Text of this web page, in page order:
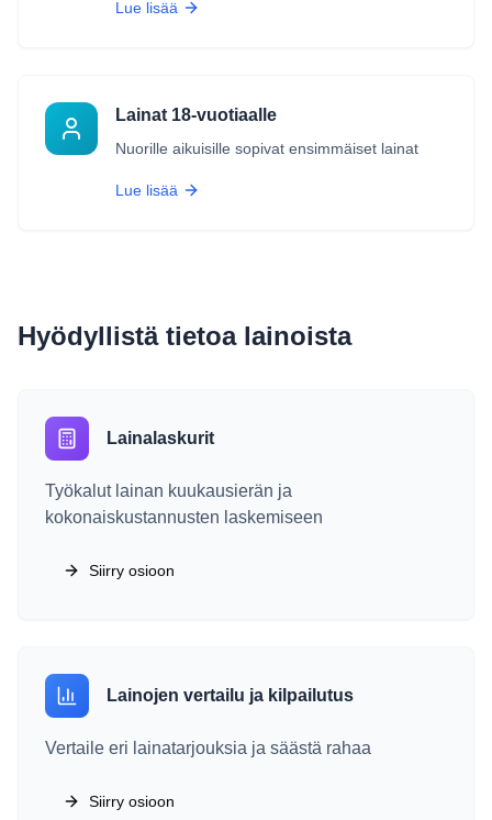
Lue lisää
Lainat 18-vuotiaalle
Nuorille aikuisille sopivat ensimmäiset lainat
Lue lisää
Hyödyllistä tietoa lainoista
Lainalaskurit
Työkalut lainan kuukausierän ja
kokonaiskustannusten laskemiseen
Siirry osioon
Lainojen vertailu ja kilpailutus
Vertaile eri lainatarjouksia ja säästä rahaa
Siirry osioon